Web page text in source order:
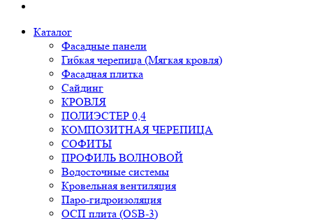
Каталог
Фасадные панели
Гибкая черепица (Мягкая кровля)
Фасадная плитка
Сайдинг
КРОВЛЯ
ПОЛИЭСТЕР 0,4
КОМПОЗИТНАЯ ЧЕРЕПИЦА
СОФИТЫ
ПРОФИЛЬ ВОЛНОВОЙ
Водосточные системы
Кровельная вентиляция
Паро-гидроизоляция
ОСП плита (OSB-3)